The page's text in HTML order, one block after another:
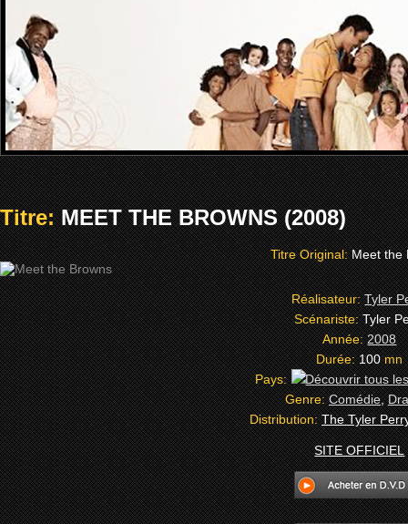
Titre:MEET THE BROWNS (2008)
Titre Original:Meet the
Réalisateur:Tyler
Scénariste:Tyler
Année:2008
Durée:100mn
Pays:
Genre:Comédie,
Distribution:The Tyler
SITE OFFICIEL